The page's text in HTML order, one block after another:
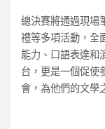
總決賽將通過現場
禮等多項活動，全
能力、口語表達和
台，更是一個促使
會，為他們的文學